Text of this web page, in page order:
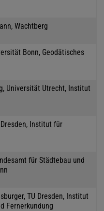
Wachtberg
Bonn, Geodätisches
Universität Utrecht, Institut
Institut für
für Städtebau und
TU Dresden, Institut
Fernerkundung